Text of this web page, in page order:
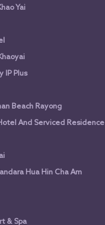
Yai
IP Plus
Beach Rayong
And Serviced Residence
Hua Hin Cha Am
& Spa